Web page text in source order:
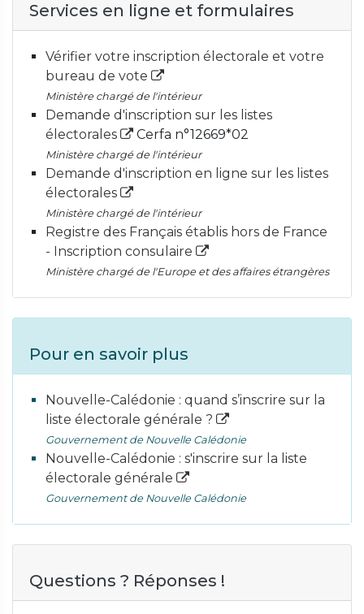
Services en ligne et formulaires
Vérifier votre inscription électorale et votre
bureau de vote
Ministère chargé de l'intérieur
Demande d'inscription sur les listes
électorales
Cerfa n°12669*02
Ministère chargé de l'intérieur
Demande d'inscription en ligne sur les listes
électorales
Ministère chargé de l'intérieur
Registre des Français établis hors de France
- Inscription consulaire
Ministère chargé de l'Europe et des affaires étrangères
Pour en savoir plus
Nouvelle-Calédonie : quand s’inscrire sur la
liste électorale générale ?
Gouvernement de Nouvelle Calédonie
Nouvelle-Calédonie : s'inscrire sur la liste
électorale générale
Gouvernement de Nouvelle Calédonie
Questions ? Réponses !